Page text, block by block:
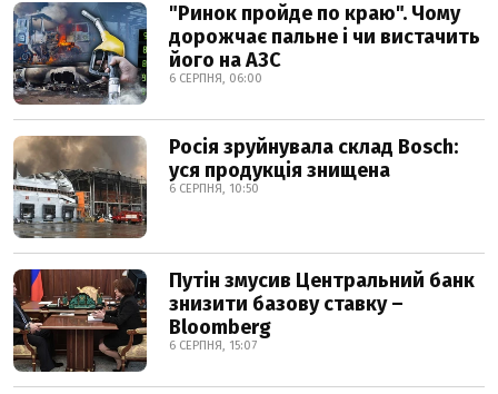
"Ринок пройде по краю". Чому
дорожчає пальне і чи вистачить
його на АЗС
6 СЕРПНЯ, 06:00
Росія зруйнувала склад Bosch:
уся продукція знищена
6 СЕРПНЯ, 10:50
Путін змусив Центральний банк
знизити базову ставку –
Bloomberg
6 СЕРПНЯ, 15:07